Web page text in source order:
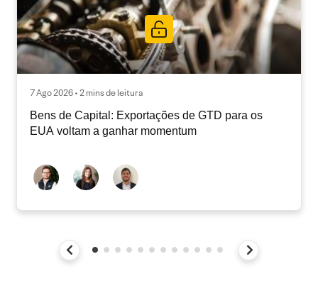
7 Ago 2026 • 2 mins de leitura
Bens de Capital: Exportações de GTD para os
EUA voltam a ganhar momentum